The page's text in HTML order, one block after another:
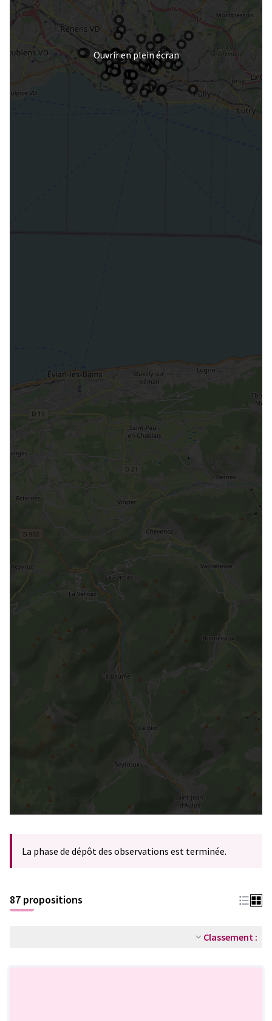
Ouvrir en plein écran
La phase de dépôt des observations est terminée.
87 propositions
Classement :